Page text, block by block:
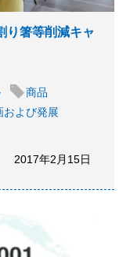
り箸等削減キャ
商品
および発展
2017年2月15日